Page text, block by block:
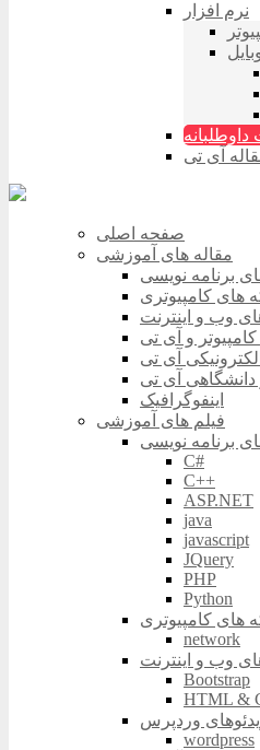
نرم افزار
داوطلبانه
آی تی
صفحه اصلی
مقاله های آموزشی
برنامه نویسی
های کامپیوتری
وب و اینترنت
و آی تی
آی تی
آی تی
اینفوگرافیک
فیلم های آموزشی
برنامه نویسی
C#
C++
ASP.NET
java
javascript
JQuery
PHP
Python
های کامپیوتری
network
وب و اینترنت
Bootstrap
HTML &
وردپرس
wordpress